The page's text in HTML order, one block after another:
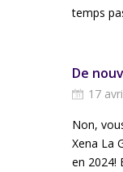
temps
De
17
Non,
Xena La
en 2024!